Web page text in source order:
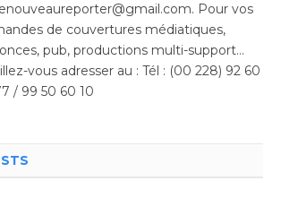
Pour vos
de couvertures médiatiques,
pub, productions multi-support…
vous adresser au : Tél : (00 228) 92 60
/ 99 50 60 10